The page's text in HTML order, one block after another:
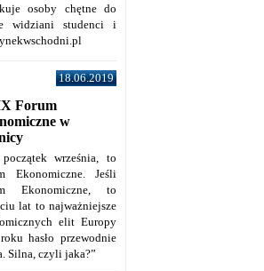
osoby chętne do
widziani studenci i
18.06.2019
Forum
w
września, to
Ekonomiczne. Jeśli
Ekonomiczne, to
lat to najważniejsze
elit Europy
hasło przewodnie
Silna, czyli jaka?”